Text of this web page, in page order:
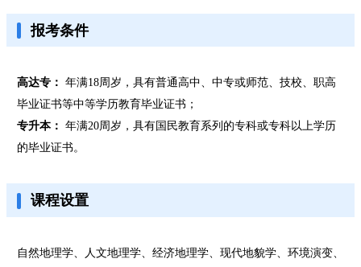
报考条件
高达专： 年满18周岁，具有普通高中、中专或师范、技校、职高
毕业证书等中等学历教育毕业证书；
专升本： 年满20周岁，具有国民教育系列的专科或专科以上学历
的毕业证书。
课程设置
自然地理学、人文地理学、经济地理学、现代地貌学、环境演变、